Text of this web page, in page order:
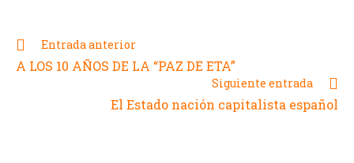
Entrada anterior
A LOS 10 AÑOS DE LA “PAZ DE ETA”
Siguiente entrada
El Estado nación capitalista español